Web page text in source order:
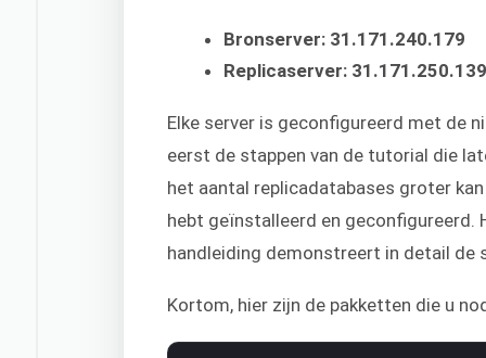
Bronserver: 31.171.240.179
Replicaserver:
Elke server is geconfigureerd met de
eerst de stappen van de tutorial die
het aantal replicadatabases groter
hebt geïnstalleerd en geconfigureerd.
handleiding demonstreert in detail de
Kortom, hier zijn de pakketten die u